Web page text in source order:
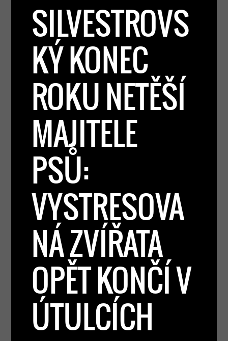
SILVESTROVS
KÝ KONEC
ROKU NETĚŠÍ
MAJITELE
PSŮ:
VYSTRESOVA
NÁ ZVÍŘATA
OPĚT KONČÍ V
ÚTULCÍCH